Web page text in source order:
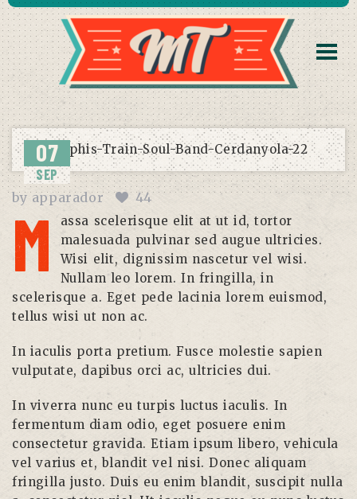
07
SEP
byapparador 44
M
assa scelerisque elit at ut id, tortor
malesuada pulvinar sed augue ultricies.
Wisi elit, dignissim nascetur vel wisi.
Nullam leo lorem. In fringilla, in
scelerisque a. Eget pede lacinia lorem euismod,
tellus wisi ut non ac.
In iaculis porta pretium. Fusce molestie sapien
vulputate, dapibus orci ac, ultricies dui.
In viverra nunc eu turpis luctus iaculis. In
fermentum diam odio, eget posuere enim
consectetur gravida. Etiam ipsum libero, vehicula
vel varius et, blandit vel nisi. Donec aliquam
fringilla justo. Duis eu enim blandit, suscipit nulla